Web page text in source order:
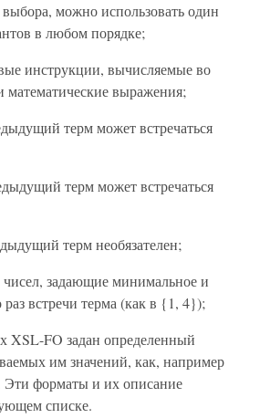
выбора, можно использовать один
в любом порядке;
инструкции, вычисляемые во
математические выражения;
терм может встречаться
терм может встречаться
терм необязателен;
задающие минимальное и
встречи терма (как в {1, 4});
XSL-FO задан определенный
им значений, как, например
Эти форматы и их описание
списке.